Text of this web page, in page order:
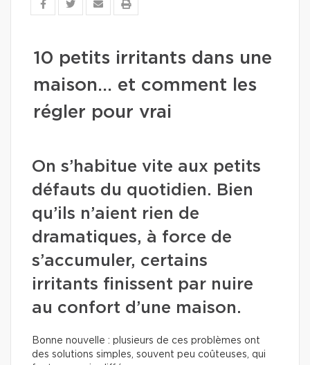
10 petits irritants dans une
maison… et comment les
régler pour vrai
On s’habitue vite aux petits
défauts du quotidien. Bien
qu’ils n’aient rien de
dramatiques, à force de
s’accumuler, certains
irritants finissent par nuire
au confort d’une maison.
Bonne nouvelle : plusieurs de ces problèmes ont
des solutions simples, souvent peu coûteuses, qui